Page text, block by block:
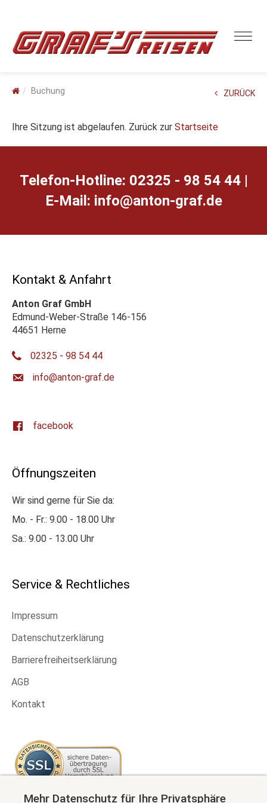
Buchung ZURÜCK
Ihre Sitzung ist abgelaufen. Zurück zur Startseite
Telefon-Hotline: 02325 - 98 54 44 |
E-Mail: ed.farg-notna@ofni
Kontakt & Anfahrt
Anton Graf GmbH
Edmund-Weber-Straße 146-156
44651 Herne
02325 - 98 54 44
ed.farg-notna@ofni
facebook
Öffnungszeiten
Wir sind gerne für Sie da:
Mo. - Fr.: 9.00 - 18.00 Uhr
Sa.: 9.00 - 13.00 Uhr
Service & Rechtliches
Impressum
Datenschutzerklärung
Barrierefreiheitserklärung
AGB
Kontakt
Mehr Datenschutz für Ihre Privatsphäre